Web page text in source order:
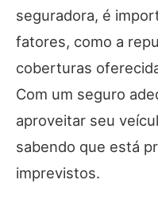
seguradora, é
fatores, como a
coberturas
Com um seguro
aproveitar seu
sabendo que está
imprevistos.